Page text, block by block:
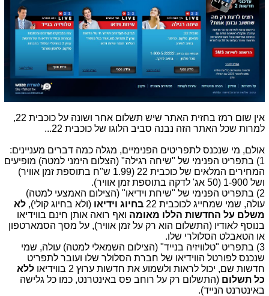
אין שום רמז בחזית האתר שיש תשלום אחר ושונה על כוכבית 22,
למרות שכל האתר הזה נבנה סביב הלוגו של כוכבית 22...
אולם, מי שנכנס לתפריטים הפנימיים, מגלה כמה דברים מעניינים:
1) בתפריט הפנימי של "שיחה רגילה" (הצלום הימני למטה) מופיעים
המחירים המלאים של כוכבית 22 (1.99 ש"ח בתוספת זמן אוויר)
ושל 1-900 (50 אג' לדקה בתוספת זמן אוויר).
2) בתפריט הפנימי של "שיחת וידיאו" (הצילום האמצעי למטה)
עולה, שמי שמחייג לכוכבית 22
בחיוג וידיאו (ולא בחיוג קולי), לא
משלם על החדשות הללו מאומה ואף רואה אותן חינם בווידיאו
בנוסף לאודיו (התשלום הוא רק על זמן אוויר), על מסך הסמארטפון
או הטאבלט הסלולרי שלו.
3) בתפריט "טלוויזיה בנייד" (הצילום השמאלי למטה) עולה, שמי
שנכנס לפורטל הווידיאו של חברת הסלולר שלו ועובר לתפריט
חדשות שם, יכול לראות ולשמוע את חדשות ערוץ 2 בווידיאו
ללא
כל תשלום (התשלום רק על רוחב פס באינטרנט, כמו כל גלישה
באינטרנט הנייד).